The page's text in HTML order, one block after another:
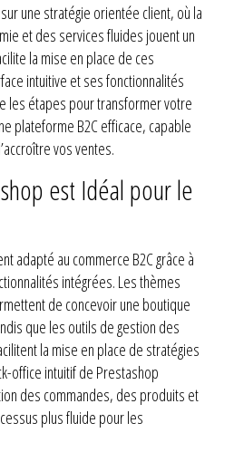
une stratégie orientée client, où la
et des services fluides jouent un
la mise en place de ces
intuitive et ses fonctionnalités
les étapes pour transformer votre
plateforme B2C efficace, capable
vos ventes.
est Idéal pour le
adapté au commerce B2C grâce à
intégrées. Les thèmes
de concevoir une boutique
que les outils de gestion des
la mise en place de stratégies
office intuitif de Prestashop
des commandes, des produits et
plus fluide pour les